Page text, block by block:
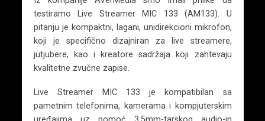
testiramo Live Streamer MIC 133 (AM133). U
pitanju je kompaktni, lagani, unidirekcioni mikrofon,
koji je specifično dizajniran za live streamere,
jutjubere, kao i kreatore sadržaja koji zahtevaju
kvalitetne zvučne zapise.
Live Streamer MIC 133 je kompatibilan sa
pametnim telefonima, kamerama i kompjuterskim